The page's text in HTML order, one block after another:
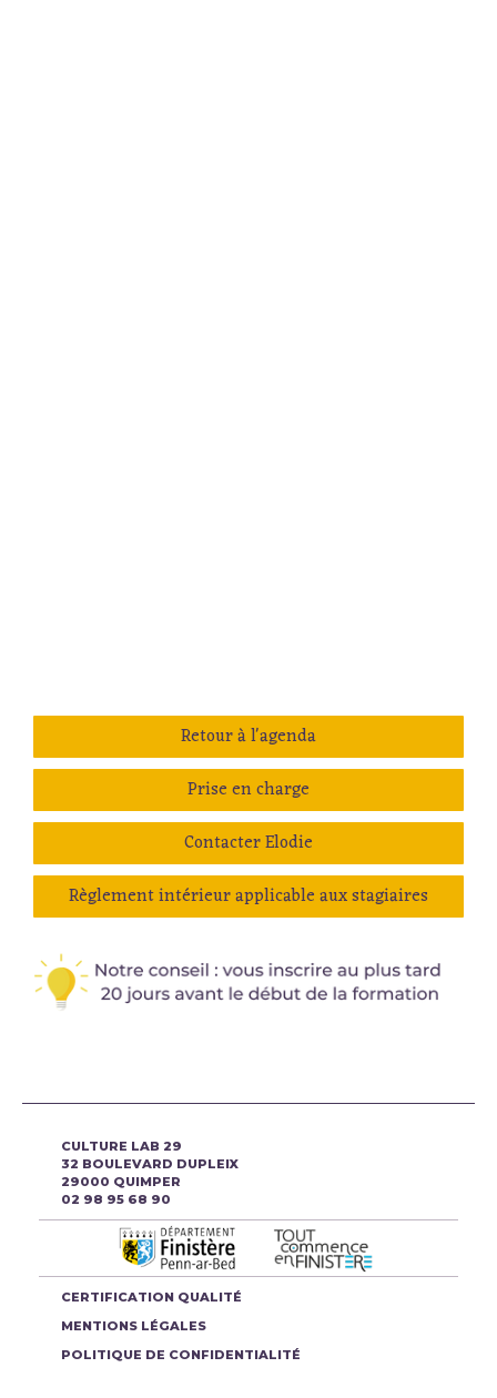
Retour à l'agenda
Prise en charge
Contacter Elodie
Règlement intérieur applicable aux stagiaires
CULTURE LAB 29
32 BOULEVARD DUPLEIX
29000 QUIMPER
02 98 95 68 90
CERTIFICATION QUALITÉ
MENTIONS LÉGALES
POLITIQUE DE CONFIDENTIALITÉ